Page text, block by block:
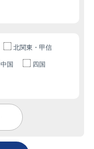
北関東・甲信
中国 四国